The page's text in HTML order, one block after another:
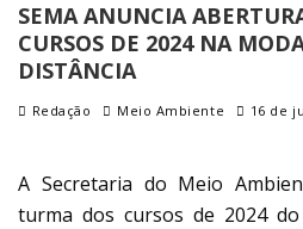
SEMA ANUNCIA
CURSOS DE 2024 NA
DISTÂNCIA
Redação Meio Ambiente 16 de
A Secretaria do Meio
turma dos cursos de 2024